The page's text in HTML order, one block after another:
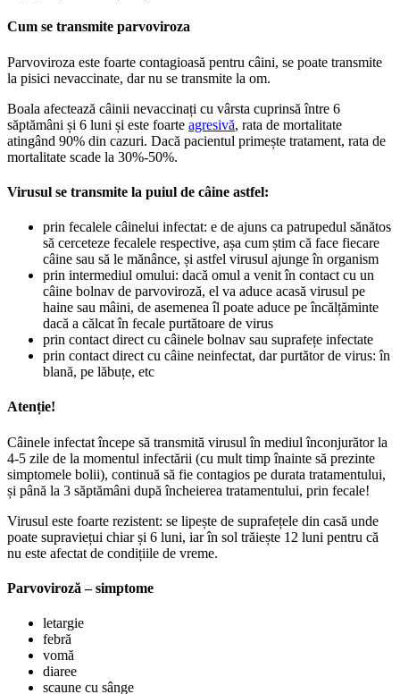
Cum se transmite parvoviroza
Parvoviroza este foarte contagioasă pentru câini, se poate transmite
la pisici nevaccinate, dar nu se transmite la om.
Boala afectează câinii nevaccinați cu vârsta cuprinsă între 6
săptămâni și 6 luni și este foarte agresivă, rata de mortalitate
atingând 90% din cazuri. Dacă pacientul primește tratament, rata de
mortalitate scade la 30%-50%.
Virusul se transmite la puiul de câine astfel:
prin fecalele câinelui infectat: e de ajuns ca patrupedul sănătos
să cerceteze fecalele respective, așa cum știm că face fiecare
câine sau să le mănânce, și astfel virusul ajunge în organism
prin intermediul omului: dacă omul a venit în contact cu un
câine bolnav de parvoviroză, el va aduce acasă virusul pe
haine sau mâini, de asemenea îl poate aduce pe încălțăminte
dacă a călcat în fecale purtătoare de virus
prin contact direct cu câinele bolnav sau suprafețe infectate
prin contact direct cu câine neinfectat, dar purtător de virus: în
blană, pe lăbuțe, etc
Atenție!
Câinele infectat începe să transmită virusul în mediul înconjurător la
4-5 zile de la momentul infectării (cu mult timp înainte să prezinte
simptomele bolii), continuă să fie contagios pe durata tratamentului,
și până la 3 săptămâni după încheierea tratamentului, prin fecale!
Virusul este foarte rezistent: se lipește de suprafețele din casă unde
poate supraviețui chiar și 6 luni, iar în sol trăiește 12 luni pentru că
nu este afectat de condițiile de vreme.
Parvoviroză – simptome
letargie
febră
vomă
diaree
scaune cu sânge